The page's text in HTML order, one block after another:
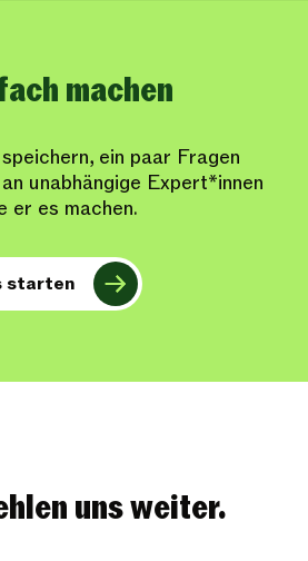
machen
ein paar Fragen
unabhängige Expert*innen
er es machen.
starten
uns weiter.